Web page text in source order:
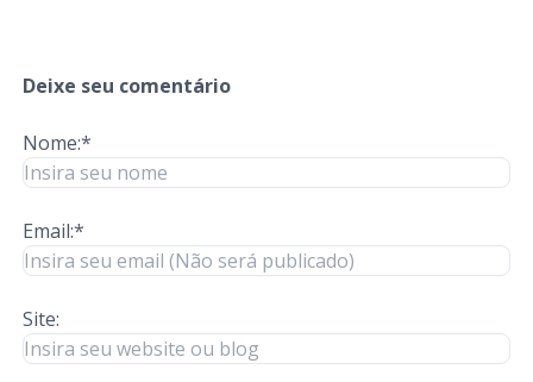
Deixe seu comentário
Nome:*
Email:*
Site: